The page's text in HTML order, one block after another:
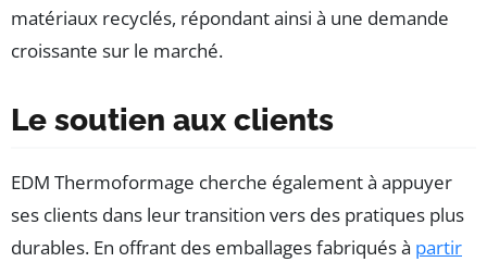
matériaux recyclés, répondant ainsi à une demande
croissante sur le marché.
Le soutien aux clients
EDM Thermoformage cherche également à appuyer
ses clients dans leur transition vers des pratiques plus
durables. En offrant des emballages fabriqués à partir